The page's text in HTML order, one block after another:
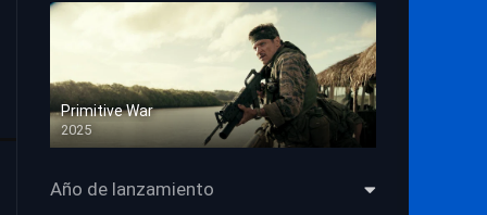
Primitive War
2025
HD 1080p
Año de lanzamiento